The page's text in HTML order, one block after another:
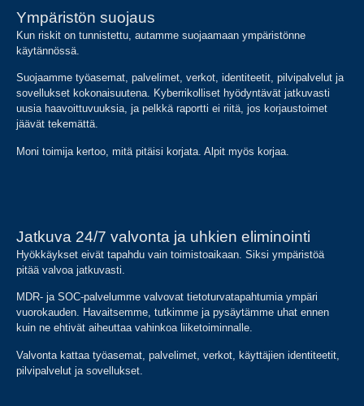
Ympäristön suojaus
Kun riskit on tunnistettu, autamme suojaamaan ympäristönne
käytännössä.
Suojaamme työasemat, palvelimet, verkot, identiteetit, pilvipalvelut ja
sovellukset kokonaisuutena. Kyberrikolliset hyödyntävät jatkuvasti
uusia haavoittuvuuksia, ja pelkkä raportti ei riitä, jos korjaustoimet
jäävät tekemättä.
Moni toimija kertoo, mitä pitäisi korjata. Alpit myös korjaa.
Jatkuva 24/7 valvonta ja uhkien eliminointi
Hyökkäykset eivät tapahdu vain toimistoaikaan. Siksi ympäristöä
pitää valvoa jatkuvasti.
MDR- ja SOC-palvelumme valvovat tietoturvatapahtumia ympäri
vuorokauden. Havaitsemme, tutkimme ja pysäytämme uhat ennen
kuin ne ehtivät aiheuttaa vahinkoa liiketoiminnalle.
Valvonta kattaa työasemat, palvelimet, verkot, käyttäjien identiteetit,
pilvipalvelut ja sovellukset.